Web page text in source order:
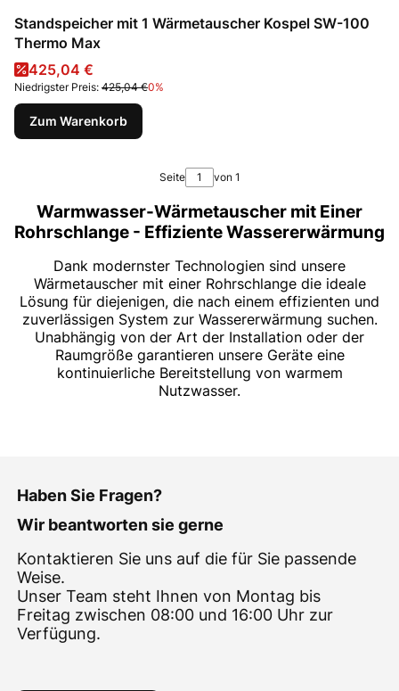
Standspeicher mit 1 Wärmetauscher Kospel SW-100
Thermo Max
Aktionspreis
425,04 €
Niedrigster Preis: 425,04 €0%
Zum Warenkorb
Seite von 1
Warmwasser-Wärmetauscher mit Einer
Rohrschlange - Effiziente Wassererwärmung
Dank modernster Technologien sind unsere
Wärmetauscher mit einer Rohrschlange die ideale
Lösung für diejenigen, die nach einem effizienten und
zuverlässigen System zur Wassererwärmung suchen.
Unabhängig von der Art der Installation oder der
Raumgröße garantieren unsere Geräte eine
kontinuierliche Bereitstellung von warmem
Nutzwasser.
Haben Sie Fragen?
Wir beantworten sie gerne
Kontaktieren Sie uns auf die für Sie passende
Weise.
Unser Team steht Ihnen von Montag bis
Freitag zwischen 08:00 und 16:00 Uhr zur
Verfügung.